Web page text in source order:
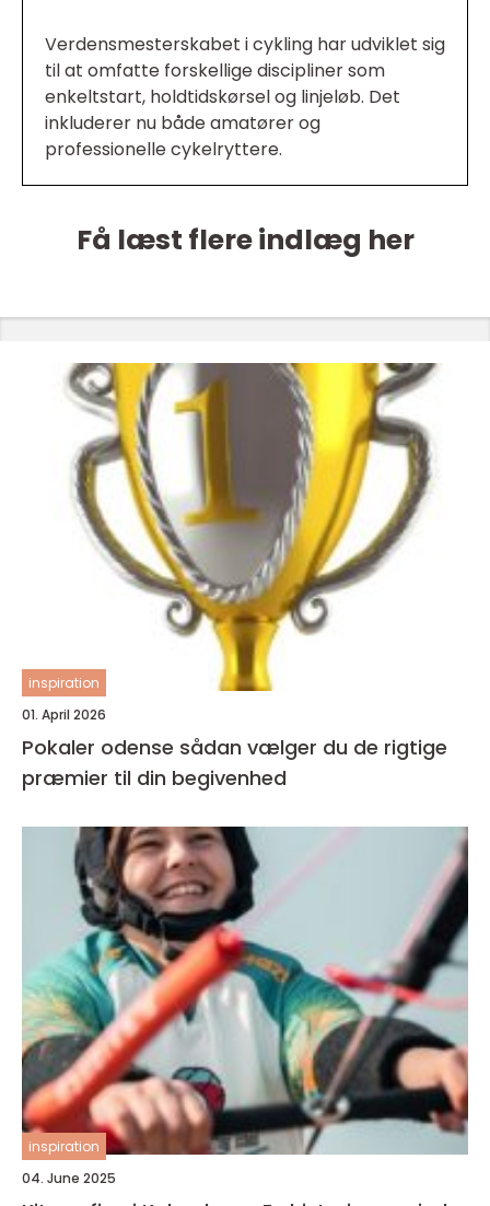
Verdensmesterskabet i cykling har udviklet sig
til at omfatte forskellige discipliner som
enkeltstart, holdtidskørsel og linjeløb. Det
inkluderer nu både amatører og
professionelle cykelryttere.
Få læst flere indlæg her
inspiration
01. April 2026
Pokaler odense sådan vælger du de rigtige
præmier til din begivenhed
inspiration
04. June 2025